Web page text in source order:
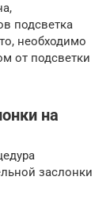
подсветка
необходимо
от подсветки
на
заслонки